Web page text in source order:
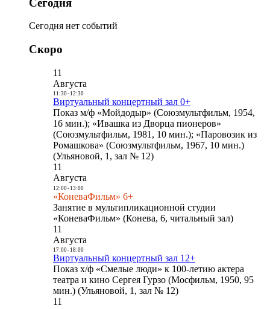
Сегодня
Сегодня нет событий
Скоро
11
Августа
11:30- 12:30
Виртуальный концертный зал 0+
Показ м/ф «Мойдодыр» (Союзмультфильм, 1954,
16 мин.); «Ивашка из Дворца пионеров»
(Союзмультфильм, 1981, 10 мин.); «Паровозик из
Ромашкова» (Союзмультфильм, 1967, 10 мин.)
(Ульяновой, 1, зал № 12)
11
Августа
12:00- 13:00
«КоневаФильм» 6+
Занятие в мультипликационной студии
«КоневаФильм» (Конева, 6, читальный зал)
11
Августа
17:00- 18:00
Виртуальный концертный зал 12+
Показ х/ф «Смелые люди» к 100-летию актера
театра и кино Сергея Гурзо (Мосфильм, 1950, 95
мин.) (Ульяновой, 1, зал № 12)
11